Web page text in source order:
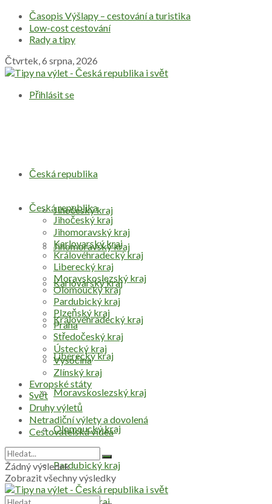
Časopis Výšlapy – cestování a turistika
Low-cost cestování
Rady a tipy
Čtvrtek, 6 srpna, 2026
Přihlásit se
Česká republika
Jihočeský kraj
Jihomoravský kraj
Karlovarský kraj
Královéhradecký kraj
Liberecký kraj
Moravskoslezský kraj
Olomoucký kraj
Pardubický kraj
Plzeňský kraj
Česká republika
Jihočeský kraj
Jihomoravský kraj
Karlovarský kraj
Královéhradecký kraj
Liberecký kraj
Moravskoslezský kraj
Olomoucký kraj
Pardubický kraj
Plzeňský kraj
Praha
Středočeský kraj
Ústecký kraj
Vysočina
Zlínský kraj
Evropské státy
Svět
Druhy výletů
Netradiční výlety a dovolená
Cestovatelská videa
Žádný výsledek
Zobrazit všechny výsledky